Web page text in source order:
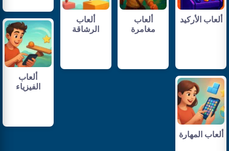
ألعاب الأركيد
ألعاب
مغامرة
ألعاب
الرشاقة
ألعاب
الفيزياء
ألعاب المهارة